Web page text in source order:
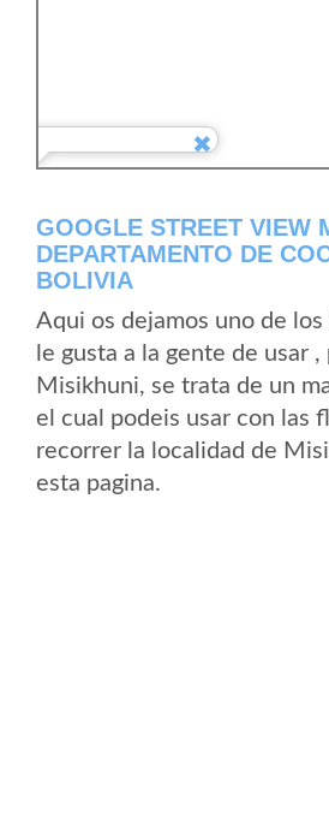
GOOGLE STREET VIEW
DEPARTAMENTO DE
BOLIVIA
Aqui os dejamos uno de los
le gusta a la gente de usar
Misikhuni, se trata de un
el cual podeis usar con las
recorrer la localidad de
esta pagina.